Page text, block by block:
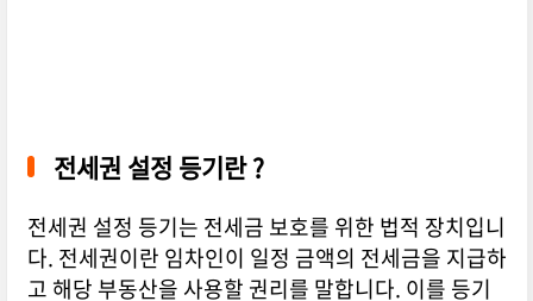
전세권 설정 등기란 ?
전세권 설정 등기는 전세금 보호를 위한 법적 장치입니
다. 전세권이란 임차인이 일정 금액의 전세금을 지급하
고 해당 부동산을 사용할 권리를 말합니다. 이를 등기